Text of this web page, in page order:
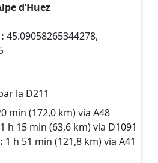
d’Huez
45.09058265344278,
la D211
min (172,0 km) via A48
1 h 15 min (63,6 km) via D1091
1 h 51 min (121,8 km) via A41